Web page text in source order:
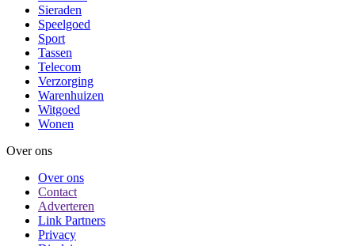
Sieraden
Speelgoed
Sport
Tassen
Telecom
Verzorging
Warenhuizen
Witgoed
Wonen
Over ons
Over ons
Contact
Adverteren
Link Partners
Privacy